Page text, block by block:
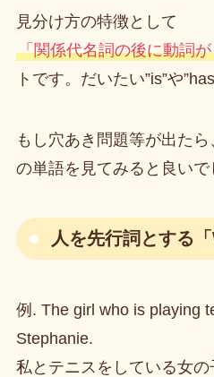
見分け方の特徴として
「関係代名詞の後に動詞
トです。だいたい”is”や
もし穴あき問題等が出た
の単語を見てみると良いで
人を先行詞とする「
例. The girl who is playing
Stephanie.
私とテニスをしている女